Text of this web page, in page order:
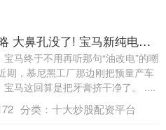
A股策略 大鼻孔没了! 宝马新纯电轿跑亮相，配全景iDrive，续航644km
宝马终于不用再听那句“油改电”的嘲
期，慕尼黑工厂那边刚把预量产车
宝马这回算是把牙膏挤干净了。 ....
分类： 十大炒股配资平台